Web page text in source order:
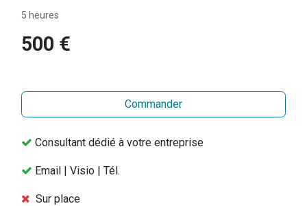
5 heures
500 €
Commander
Consultant dédié à votre entreprise
Email | Visio | Tél.
Sur place